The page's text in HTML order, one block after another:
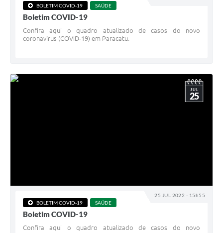
BOLETIM COVID-19
SAÚDE
Boletim COVID-19
Confira aqui o quadro atualizado de casos do novo
coronavírus (COVID-19) em Paracatu.
25 JUL 2022 - 15h55
JUL
25
BOLETIM COVID-19 SAÚDE
Boletim COVID-19
Confira aqui o quadro atualizado de casos do novo